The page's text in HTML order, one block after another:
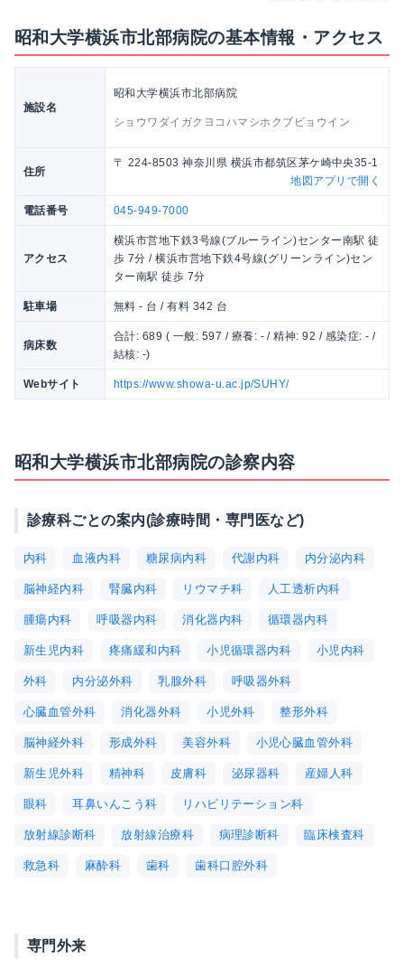
昭和大学横浜市北部病院の基本情報・アクセス
施設名
昭和大学横浜市北部病院
ショウワダイガクヨコハマシホクブビョウイン
住所
〒 224-8503 神奈川県 横浜市都筑区茅ケ崎中央35-1
地図アプリで開く
電話番号 045-949-7000
アクセス
横浜市営地下鉄3号線(ブルーライン)センター南駅 徒
歩 7分 / 横浜市営地下鉄4号線(グリーンライン)セン
ター南駅 徒歩 7分
駐車場 無料 - 台 / 有料 342 台
病床数
合計: 689 ( 一般: 597 / 療養: - / 精神: 92 / 感染症: - /
結核: -)
Webサイト https://www.showa-u.ac.jp/SUHY/
昭和大学横浜市北部病院の診察内容
診療科ごとの案内(診療時間・専門医など)
内科 血液内科 糖尿病内科 代謝内科 内分泌内科
脳神経内科 腎臓内科 リウマチ科 人工透析内科
腫瘍内科 呼吸器内科 消化器内科 循環器内科
新生児内科 疼痛緩和内科 小児循環器内科 小児内科
外科 内分泌外科 乳腺外科 呼吸器外科
心臓血管外科 消化器外科 小児外科 整形外科
脳神経外科 形成外科 美容外科 小児心臓血管外科
新生児外科 精神科 皮膚科 泌尿器科 産婦人科
眼科 耳鼻いんこう科 リハビリテーション科
放射線診断科 放射線治療科 病理診断科 臨床検査科
救急科 麻酔科 歯科 歯科口腔外科
専門外来